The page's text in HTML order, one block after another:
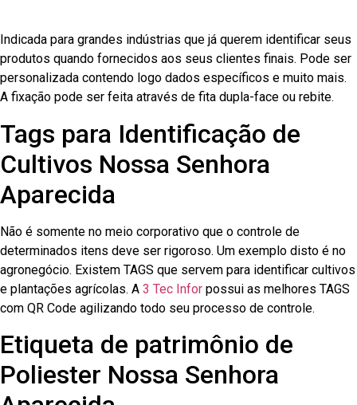
Indicada para grandes indústrias que já querem identificar seus
produtos quando fornecidos aos seus clientes finais. Pode ser
personalizada contendo logo dados específicos e muito mais.
A fixação pode ser feita através de fita dupla-face ou rebite.
Tags para Identificação de
Cultivos Nossa Senhora
Aparecida
Não é somente no meio corporativo que o controle de
determinados itens deve ser rigoroso. Um exemplo disto é no
agronegócio. Existem TAGS que servem para identificar cultivos
e plantações agrícolas. A 3 Tec Infor possui as melhores TAGS
com QR Code agilizando todo seu processo de controle.
Etiqueta de patrimônio de
Poliester Nossa Senhora